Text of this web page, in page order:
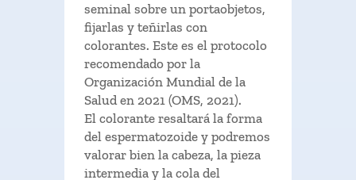
seminal sobre un portaobjetos,
fijarlas y teñirlas con
colorantes. Este es el protocolo
recomendado por la
Organización Mundial de la
Salud en 2021 (OMS, 2021).
El colorante resaltará la forma
del espermatozoide y podremos
valorar bien la cabeza, la pieza
intermedia y la cola del